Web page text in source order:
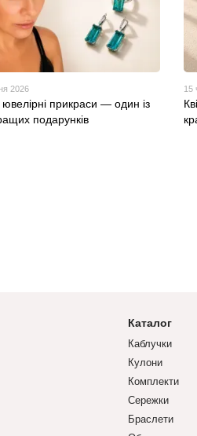
2026
прикраси — один із
подарунків
15
Каталог
Каблучки
Кулони
Комплекти
Сережки
Браслети